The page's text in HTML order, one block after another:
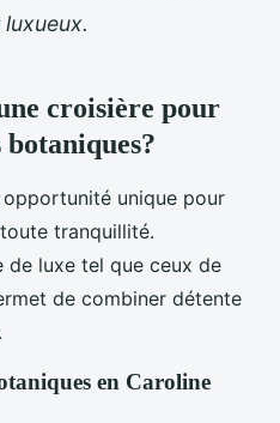
croisière pour
opportunité unique pour
tranquillité.
de luxe tel que ceux de
de combiner détente
en Caroline